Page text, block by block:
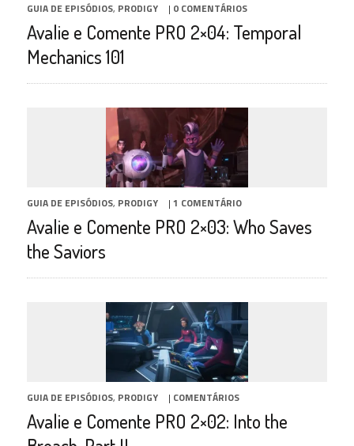
GUIA DE EPISÓDIOS, PRODIGY | 0 COMENTÁRIOS
Avalie e Comente PRO 2×04: Temporal
Mechanics 101
GUIA DE EPISÓDIOS, PRODIGY | 1 COMENTÁRIO
Avalie e Comente PRO 2×03: Who Saves
the Saviors
GUIA DE EPISÓDIOS, PRODIGY | COMENTÁRIOS
Avalie e Comente PRO 2×02: Into the